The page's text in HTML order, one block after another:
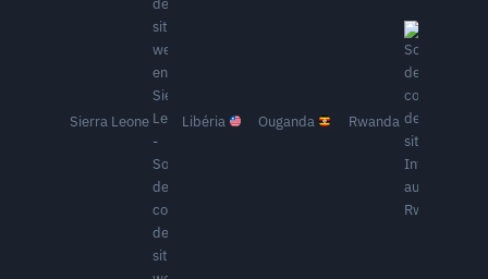
Sierra Leone Libéria Ouganda Rwanda